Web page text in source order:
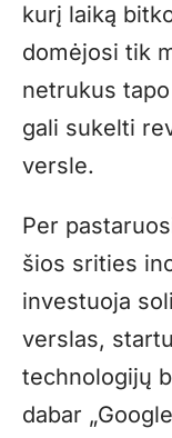
kurį laiką
domėjosi tik
netrukus
gali sukelti
versle.
Per
šios srities
investuoja
verslas,
technologijų
dabar